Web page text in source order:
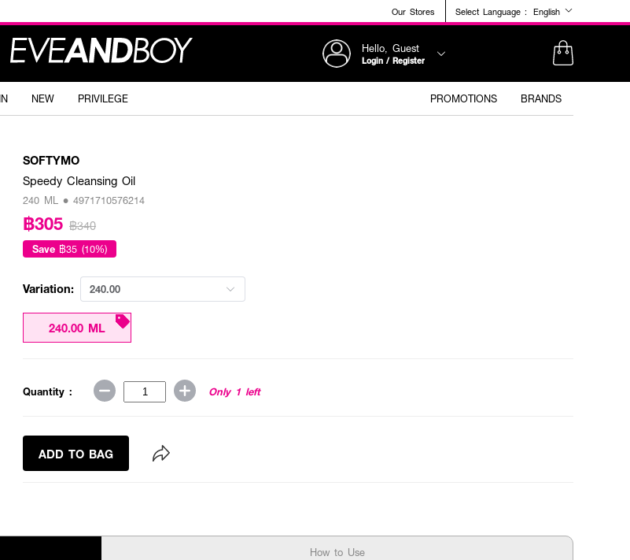
Our Stores Select Language : English
Hello, Guest
Login / Register
NEW PRIVILEGE PROMOTIONS BRANDS
SOFTYMO
Speedy Cleansing Oil
240 ML • 4971710576214
฿305 ฿340
Save ฿35 (10%)
Variation: 240.00
240.00 ML
Quantity : Only 1 left
ADD TO BAG
How to Use